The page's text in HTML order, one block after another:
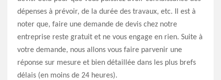
dépenses à prévoir, de la durée des travaux, etc. Il est à
noter que, faire une demande de devis chez notre
entreprise reste gratuit et ne vous engage en rien. Suite à
votre demande, nous allons vous faire parvenir une
réponse sur mesure et bien détaillée dans les plus brefs
délais (en moins de 24 heures).